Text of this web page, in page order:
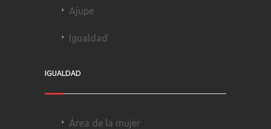
Ajupe
Igualdad
IGUALDAD
Área de la mujer